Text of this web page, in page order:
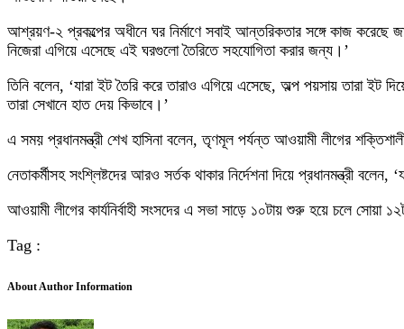
আশ্রয়ণ-২ প্রকল্পের অধীনে ঘর নির্মাণে সবাই আন্তরিকতার সঙ্গে কাজ করেছে
নিজেরা এগিয়ে এসেছে এই ঘরগুলো তৈরিতে সহযোগিতা করার জন্য।’
তিনি বলেন, ‘যারা ইট তৈরি করে তারাও এগিয়ে এসেছে, অল্প পয়সায় তারা
তারা সেখানে হাত দেয় কিভাবে।’
এ সময় প্রধানমন্ত্রী শেখ হাসিনা বলেন, তৃণমূল পর্যন্ত আওয়ামী লীগের
নেতাকর্মীসহ সংশ্লিষ্টদের আরও সর্তক থাকার নির্দেশনা দিয়ে প্রধানমন্ত্রী
আওয়ামী লীগের কার্যনির্বাহী সংসদের এ সভা সাড়ে ১০টায় শুরু হয়ে চলে
Tag :
About Author Information